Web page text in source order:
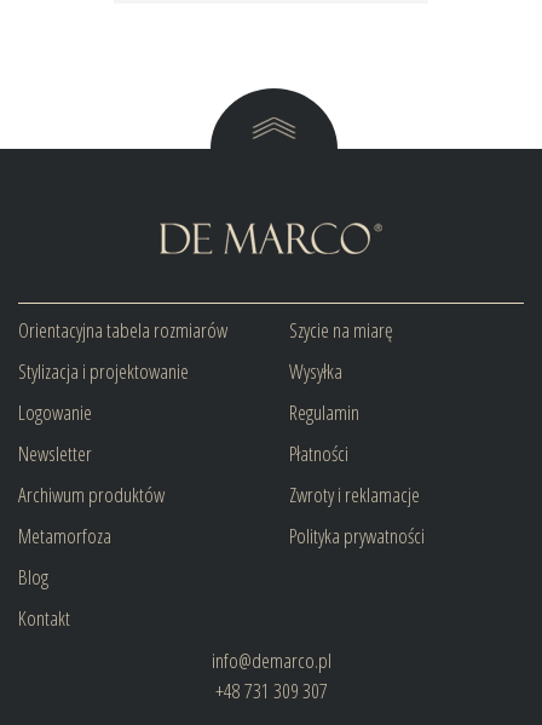
Orientacyjna tabela rozmiarów
Stylizacja i projektowanie
Logowanie
Newsletter
Archiwum produktów
Metamorfoza
Blog
Kontakt
Szycie na miarę
Wysyłka
Regulamin
Płatności
Zwroty i reklamacje
Polityka prywatności
info@demarco.pl
+48 731 309 307